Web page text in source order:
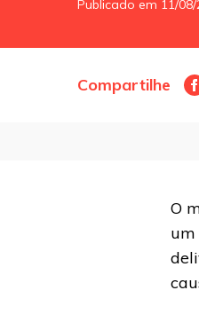
Publicado em 11/
Compartilhe
O
um